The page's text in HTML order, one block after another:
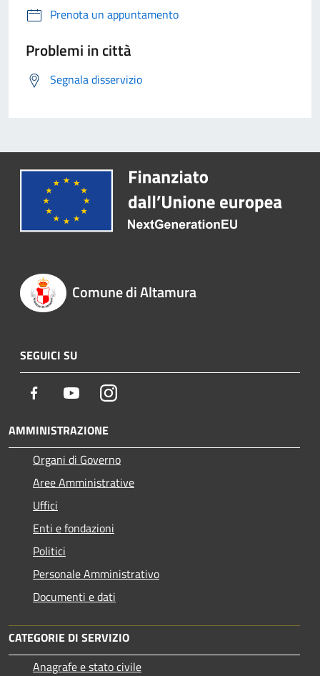
Prenota un appuntamento
Problemi in città
Segnala disservizio
Comune di Altamura
SEGUICI SU
Facebook YoutubeInstagram
AMMINISTRAZIONE
Organi di Governo
Aree Amministrative
Uffici
Enti e fondazioni
Politici
Personale Amministrativo
Documenti e dati
CATEGORIE DI SERVIZIO
Anagrafe e stato civile